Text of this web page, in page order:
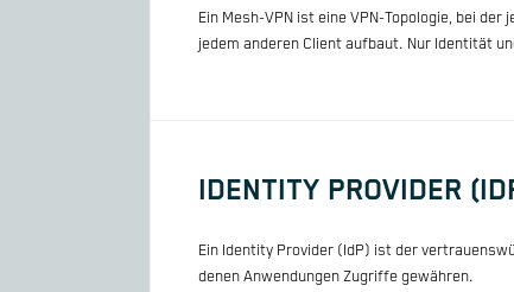
Ein Mesh-VPN ist eine VPN-Topologie, bei
jedem anderen Client aufbaut. Nur Identität
IDENTITY PROVIDER
Ein Identity Provider (IdP) ist der
denen Anwendungen Zugriffe gewähren.